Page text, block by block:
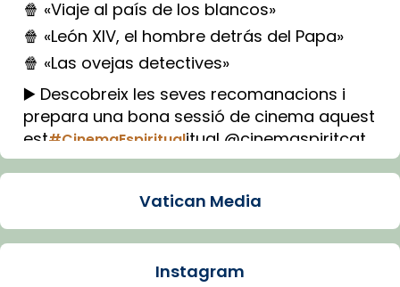
🍿 «Viaje al país de los blancos»
🍿 «León XIV, el hombre detrás del Papa»
🍿 «Las ovejas detectives»
▶️ Descobreix les seves recomanacions i
prepara una bona sessió de cinema aquest
est#CinemaEspiritualitual @cinemaspiritcat
Imatge: Generada amb IA (OpenAI)
Arquebisbat de Barcelona
Vatican Media
Instagram